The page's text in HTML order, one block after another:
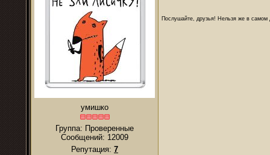
умишко
Группа: Проверенные
Сообщений: 12009
Репутация: 7
Послушайте, друзья! Нельзя же в самом